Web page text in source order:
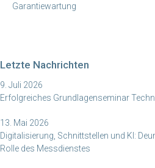
Garantiewartung
Letzte Nachrichten
9. Juli 2026
Erfolgreiches Grundlagenseminar
13. Mai 2026
Digitalisierung, Schnittstellen und KI:
Rolle des Messdienstes